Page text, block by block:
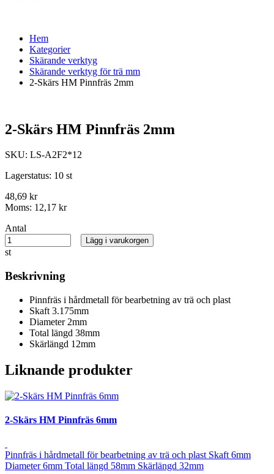
Hem
Kategorier
Skärande verktyg
Skärande verktyg för trä mm
2-Skärs HM Pinnfräs 2mm
2-Skärs HM Pinnfräs 2mm
SKU: LS-A2F2*12
Lagerstatus: 10 st
48,69 kr
Moms: 12,17 kr
Antal
st
Lägg i varukorgen
Beskrivning
Pinnfräs i hårdmetall för bearbetning av trä och plast
Skaft 3.175mm
Diameter 2mm
Total längd 38mm
Skärlängd 12mm
Liknande produkter
2-Skärs HM Pinnfräs 6mm
Pinnfräs i hårdmetall för bearbetning av trä och plast Skaft 6mm
Diameter 6mm Total längd 58mm Skärlängd 32mm